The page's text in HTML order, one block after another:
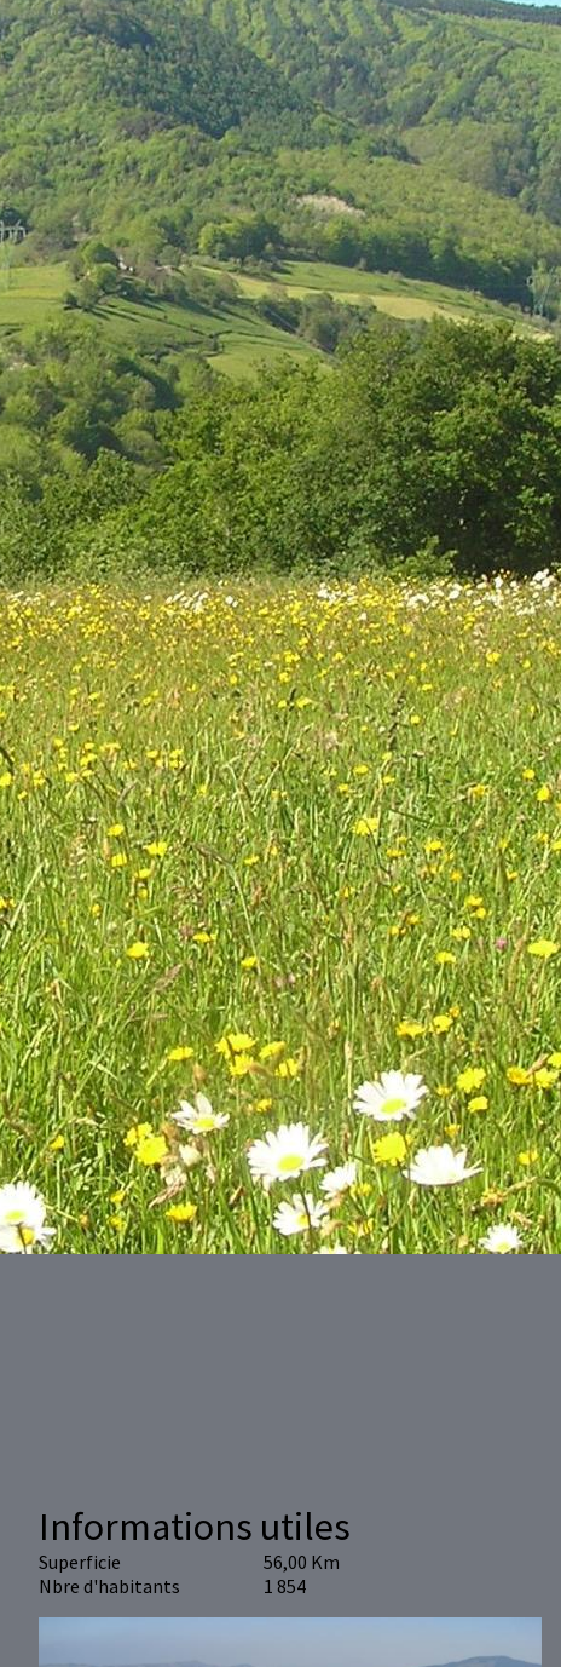
Informations utiles
Superficie
56,00 Km
Nbre d'habitants
1 854